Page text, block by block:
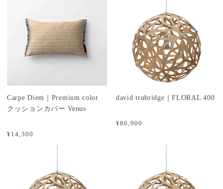
¥14,300
Carpe Diem｜Premium color
クッションカバー Venus
¥86,900
david trubridge｜FLORAL 400